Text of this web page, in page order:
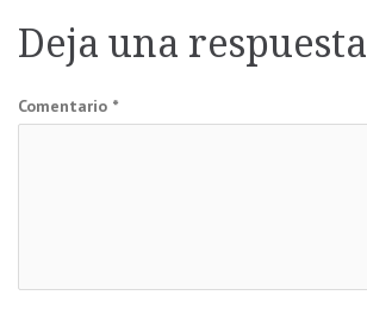
entradas
Deja una respuesta
Comentario *